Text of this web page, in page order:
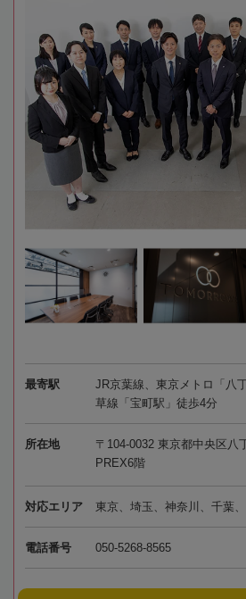
最寄駅
JR京葉線、東京メトロ「八
草線「宝町駅」徒歩4分
所在地
〒104-0032 東京都中央区
PREX6階
対応エリア 東京、埼玉、神奈川、千葉
電話番号 050-5268-8565